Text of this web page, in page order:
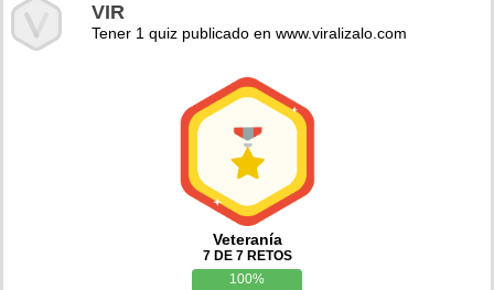
VIR
Tener 1 quiz publicado en www.viralizalo.com
Veteranía
7 DE 7 RETOS
100%